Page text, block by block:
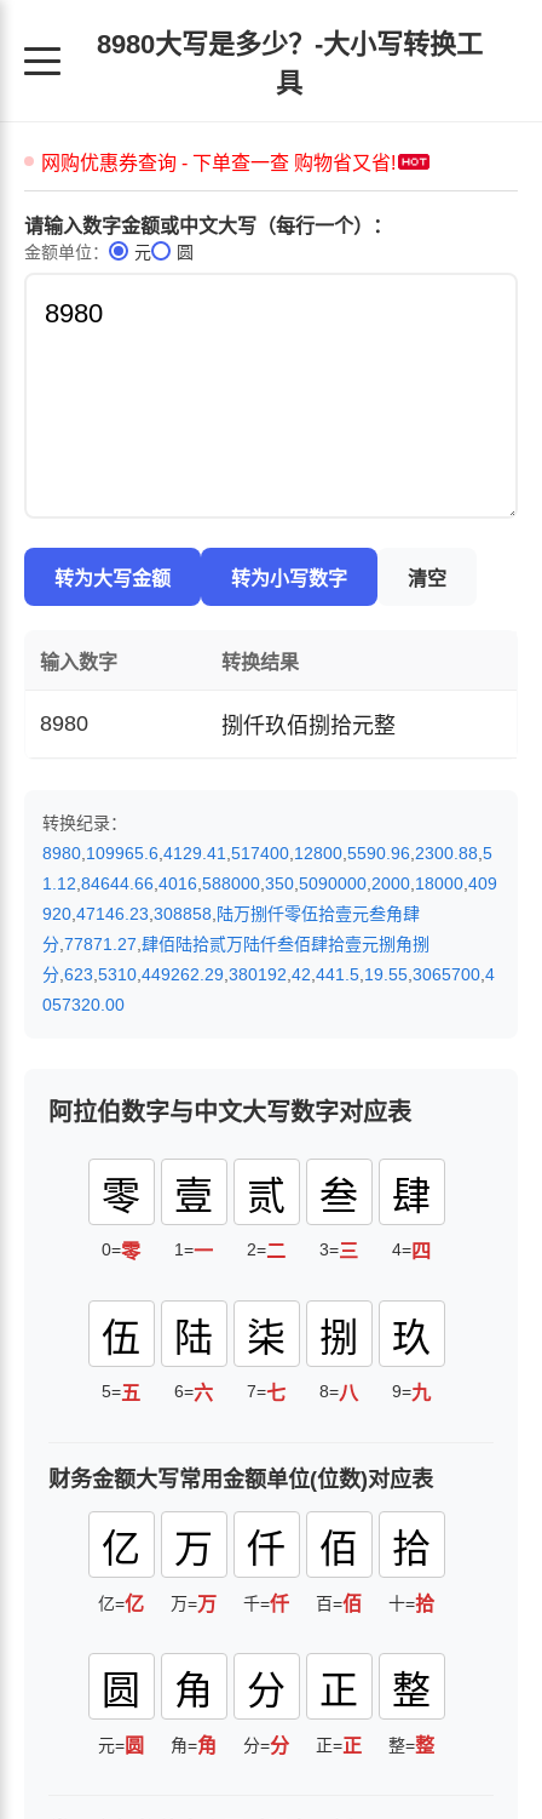
8980大写是多少？-大小写转换工
具
请输入数字金额或中文大写（每行一个）：
金额单位： 元 圆
转为大写金额 转为小写数字 清空
输入数字 转换结果
8980 捌仟玖佰捌拾元整
转换纪录：
8980 109965.6 4129.41 517400 12800 5590.96 2300.88 5
1.12 84644.66 4016 588000 350 5090000 2000 18000 409
920 47146.23 308858 陆万捌仟零伍拾壹元叁角肆
分 77871.27 肆佰陆拾贰万陆仟叁佰肆拾壹元捌角捌
分 623 5310 449262.29 380192 42 441.5 19.55 3065700 4
057320.00
阿拉伯数字与中文大写数字对应表
零
0=零
壹
1=一
贰
2=二
叁
3=三
肆
4=四
伍
5=五
陆
6=六
柒
7=七
捌
8=八
玖
9=九
财务金额大写常用金额单位(位数)对应表
亿
亿=亿
万
万=万
仟
千=仟
佰
百=佰
拾
十=拾
圆
元=圆
角
角=角
分
分=分
正
正=正
整
整=整